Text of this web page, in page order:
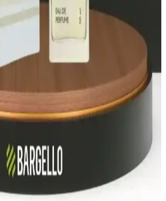
Rehberi: Farklı Koku
yüksek kalıcılık ve çeşitli koku
uygun parfüm seçiminde rehberlik eder.
ve Fiyatları: Kalite ve
ve kalıcı kokuları ile dikkat çeken bir
ve kolonya seçenekleriyle kaliteyi
Kalıcılık ve Çeşitlilikte Yeni
koku seçenekleri ve kalıcılık